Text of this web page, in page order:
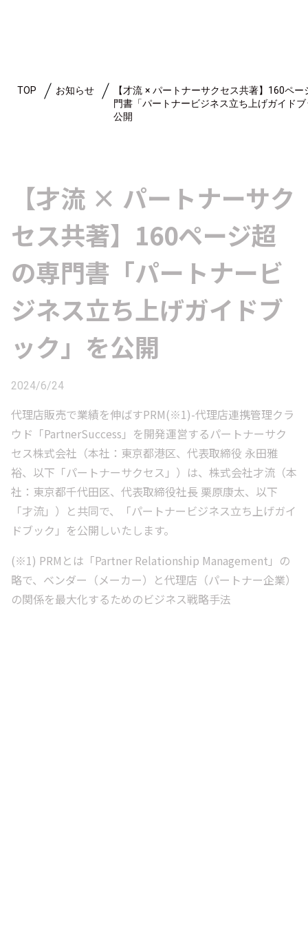
TOP お知らせ
【才流 × パートナーサクセス共著】160ペー
門書「パートナービジネス立ち上げガイド
公開
【才流 × パートナーサク
セス共著】160ページ超
の専門書「パートナービ
ジネス立ち上げガイドブ
ック」を公開
2024/6/24
代理店販売で業績を伸ばすPRM(※1)-代理店連携管理クラ
ウド「PartnerSuccess」を開発運営するパートナーサク
セス株式会社（本社：東京都港区、代表取締役 永田雅
裕、以下「パートナーサクセス」）は、株式会社才流（本
社：東京都千代田区、代表取締役社長 栗原康太、以下
「才流」）と共同で、「パートナービジネス立ち上げガイ
ドブック」を公開しいたします。
(※1) PRMとは「Partner Relationship Management」の
略で、ベンダー（メーカー）と代理店（パートナー企業）
の関係を最大化するためのビジネス戦略手法